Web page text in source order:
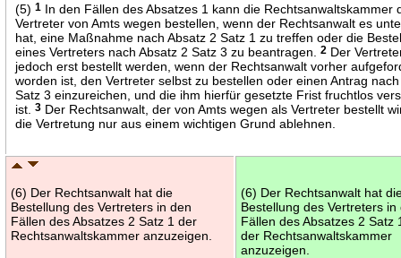
(5)1 In den Fällen des Absatzes 1 kann die Rechtsanwaltskammer
Vertreter von Amts wegen bestellen, wenn der Rechtsanwalt es
hat, eine Maßnahme nach Absatz 2 Satz 1 zu treffen oder die
eines Vertreters nach Absatz 2 Satz 3 zu beantragen.2 Der
jedoch erst bestellt werden, wenn der Rechtsanwalt vorher
worden ist, den Vertreter selbst zu bestellen oder einen Antrag
Satz 3 einzureichen, und die ihm hierfür gesetzte Frist fruchtlos
ist.3 Der Rechtsanwalt, der von Amts wegen als Vertreter bestellt
die Vertretung nur aus einem wichtigen Grund ablehnen.
(6) Der Rechtsanwalt hat die
Bestellung des Vertreters in den
Fällen des Absatzes 2 Satz 1 der
Rechtsanwaltskammer anzuzeigen.
(6) Der Rechtsanwalt hat
Bestellung des Vertreters in
Fällen des Absatzes 2 Satz
der Rechtsanwaltskammer
anzuzeigen.